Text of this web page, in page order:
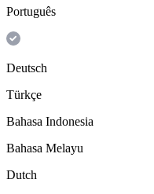
Português
Deutsch
Türkçe
Bahasa Indonesia
Bahasa Melayu
Dutch